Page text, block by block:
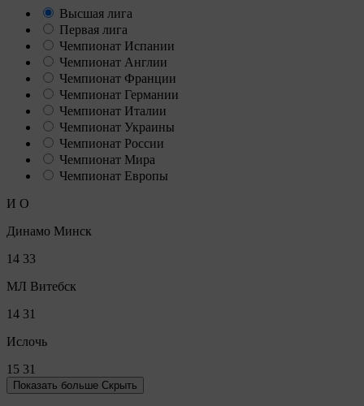
Высшая лига
Первая лига
Чемпионат Испании
Чемпионат Англии
Чемпионат Франции
Чемпионат Германии
Чемпионат Италии
Чемпионат Украины
Чемпионат России
Чемпионат Мира
Чемпионат Европы
И О
Динамо Минск
14 33
МЛ Витебск
14 31
Ислочь
15 31
Показать больше Скрыть